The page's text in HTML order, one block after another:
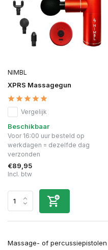
NIMBL
XPRS Massagegun
Vergelijk
Beschikbaar
Voor 16:00 uur besteld op
werkdagen = dezelfde dag
verzonden
€89,95
Incl. btw
Massage- of